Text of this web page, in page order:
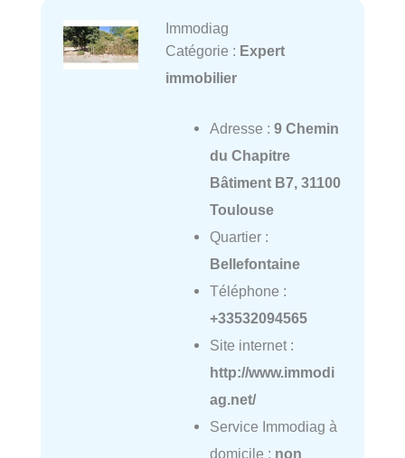
Immodiag
Catégorie : Expert
immobilier
Adresse : 9 Chemin
du Chapitre
Bâtiment B7, 31100
Toulouse
Quartier :
Bellefontaine
Téléphone :
+33532094565
Site internet :
http://www.immodi
ag.net/
Service Immodiag à
domicile : non